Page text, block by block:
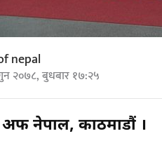
nepal
२०७८, बुधबार १७:२५
नेपाल, काठमाडौं ।